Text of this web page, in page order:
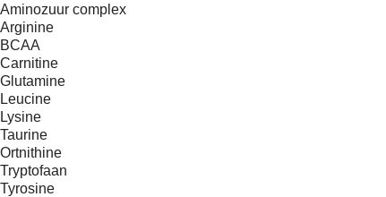
Aminozuur complex
Arginine
BCAA
Carnitine
Glutamine
Leucine
Lysine
Taurine
Ortnithine
Tryptofaan
Tyrosine